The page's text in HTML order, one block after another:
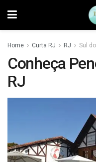
Home Curta RJ RJ Sul
Conheça
RJ